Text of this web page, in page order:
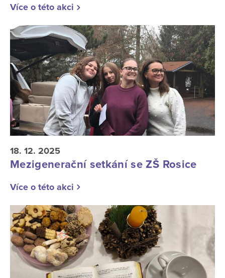
Více o této akci
18. 12. 2025
Mezigenerační setkání se ZŠ Rosice
Více o této akci